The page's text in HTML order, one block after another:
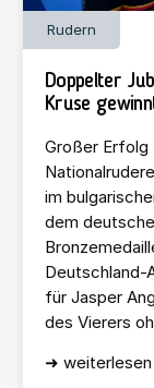
Rudern
Doppelter
Kruse
Großer Erfolg
im
dem
Deutschland-
für Jasper
des Vierers
➜ weiterlesen